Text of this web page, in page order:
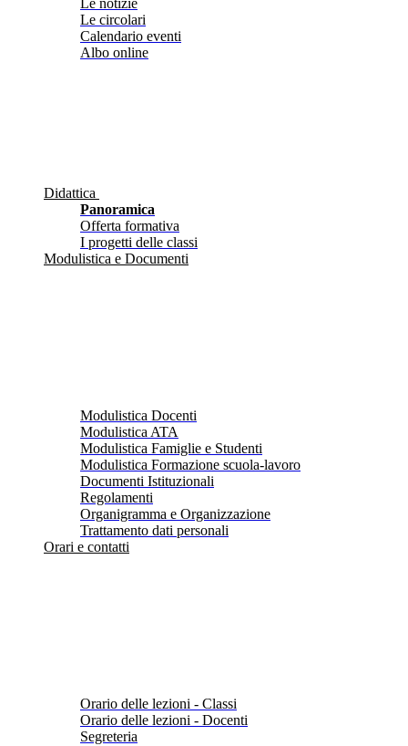
Le notizie
Le circolari
Calendario eventi
Albo online
Didattica
Panoramica
Offerta formativa
I progetti delle classi
Modulistica e Documenti
Modulistica Docenti
Modulistica ATA
Modulistica Famiglie e Studenti
Modulistica Formazione scuola-lavoro
Documenti Istituzionali
Regolamenti
Organigramma e Organizzazione
Trattamento dati personali
Orari e contatti
Orario delle lezioni - Classi
Orario delle lezioni - Docenti
Segreteria